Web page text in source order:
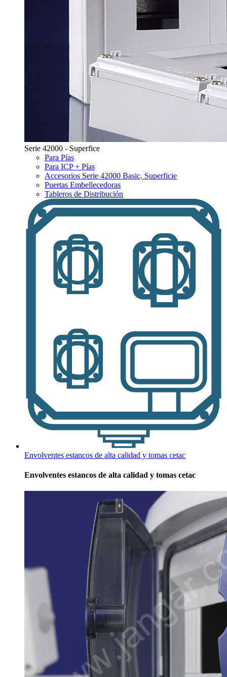
Serie 42000 - Superfice
Para Pías
Para ICP + Pías
Accesorios Serie 42000 Basic, Superficie
Puertas Embellecedoras
Tableros de Distribución
Envolventes estancos de alta calidad y tomas cetac
Envolventes estancos de alta calidad y tomas cetac